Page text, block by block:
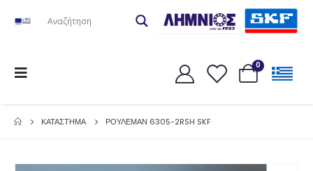
0
ΚΑΤΆΣΤΗΜΑ ΡΟΥΛΕΜΑΝ 6305-2RSH SKF